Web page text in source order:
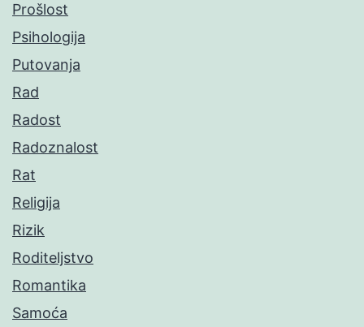
Prošlost
Psihologija
Putovanja
Rad
Radost
Radoznalost
Rat
Religija
Rizik
Roditeljstvo
Romantika
Samoća